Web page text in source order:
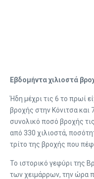
Εβδομήντα χιλιοστά
Ήδη μέχρι τις 6 το πρωί
βροχής στην Κόνιτσα και
συνολικό ποσό βροχής
από 330 χιλιοστά,
τρίτο της βροχής που
Το ιστορικό γεφύρι της
των χειμάρρων, την ώρα